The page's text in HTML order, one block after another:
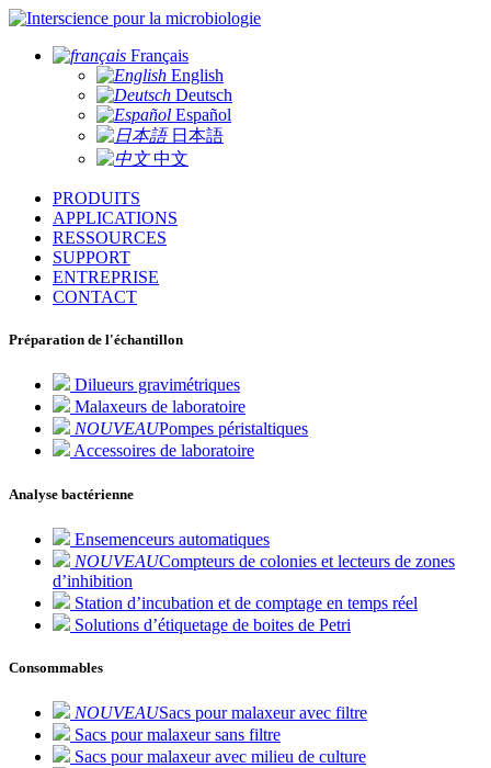
pour la microbiologie
Français
English
Deutsch
Español
日本語
中文
PRODUITS
APPLICATIONS
RESSOURCES
SUPPORT
ENTREPRISE
CONTACT
Préparation de l'échantillon
Dilueurs gravimétriques
Malaxeurs de laboratoire
NOUVEAUPompes péristaltiques
Accessoires de laboratoire
Analyse bactérienne
Ensemenceurs automatiques
NOUVEAUCompteurs de colonies et lecteurs de zones
d’inhibition
Station d’incubation et de comptage en temps réel
Solutions d’étiquetage de boites de Petri
Consommables
NOUVEAUSacs pour malaxeur avec filtre
Sacs pour malaxeur sans filtre
Sacs pour malaxeur avec milieu de culture